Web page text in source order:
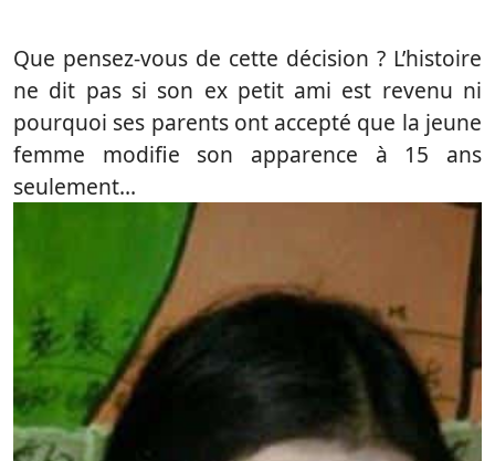
Que pensez-vous de cette décision ? L’histoire
ne dit pas si son ex petit ami est revenu ni
pourquoi ses parents ont accepté que la jeune
femme modifie son apparence à 15 ans
seulement…